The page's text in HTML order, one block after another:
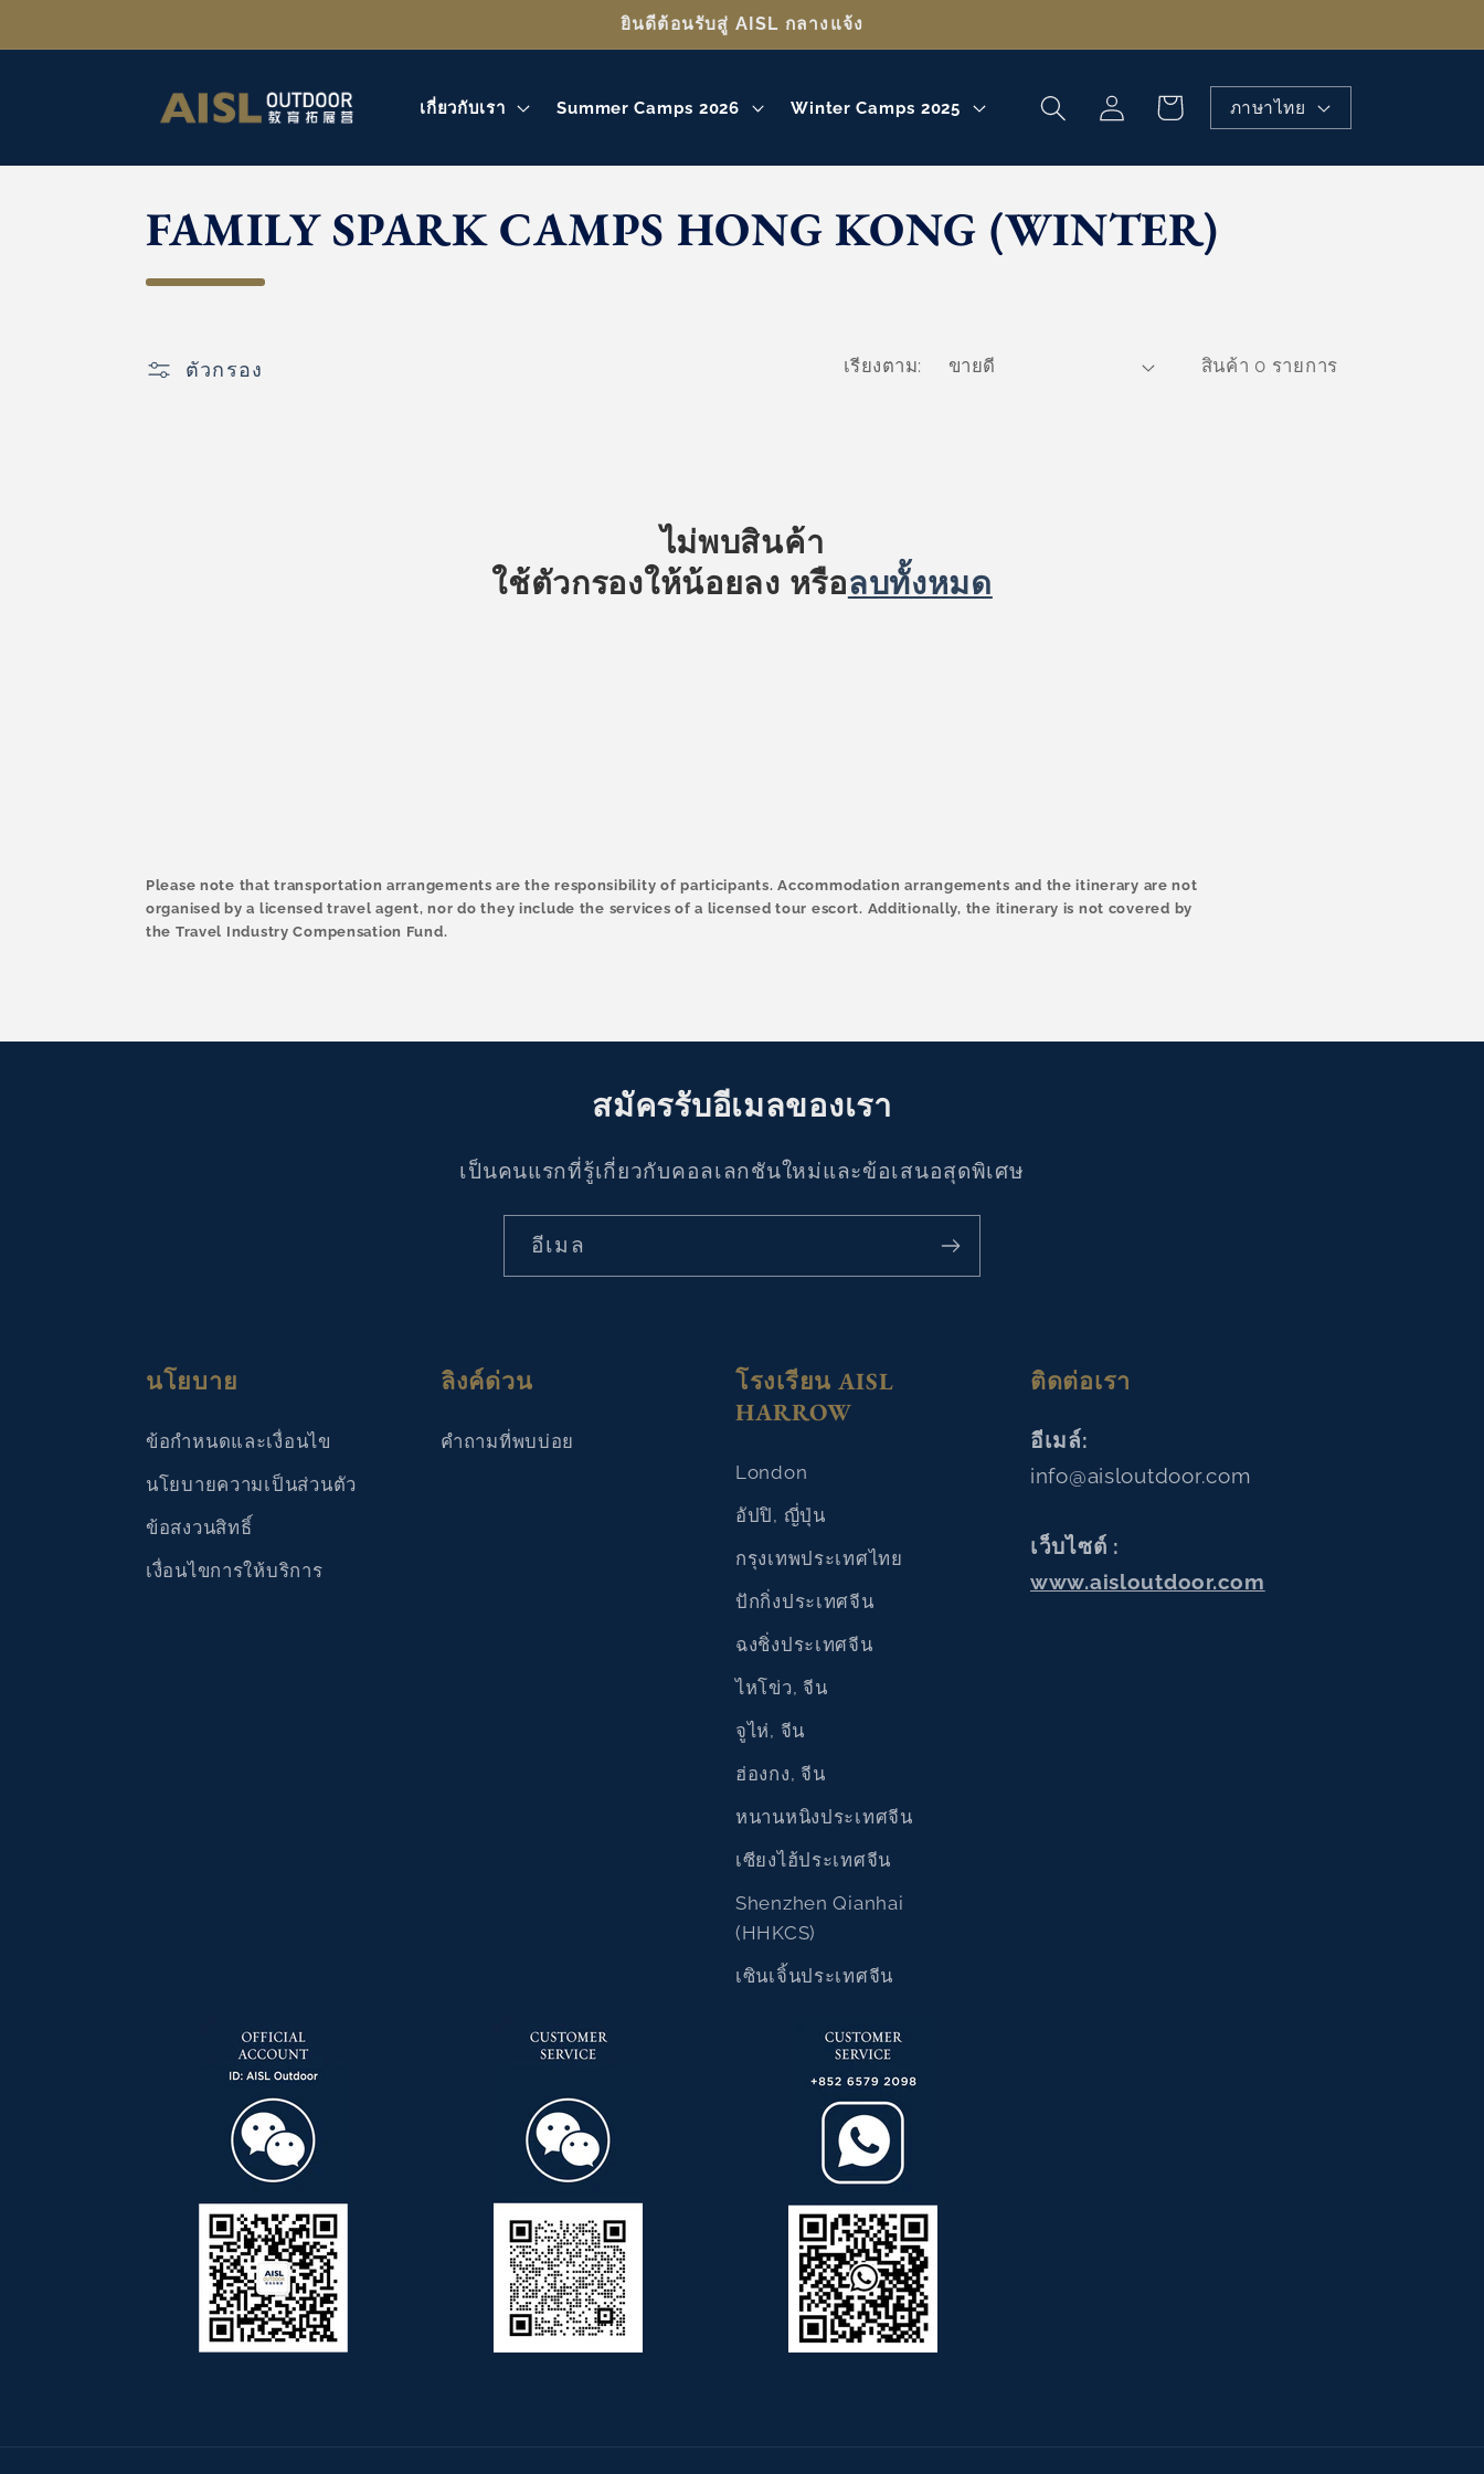
เนื้อหา
ยินดีต้อนรับสู่ AISL กลางแจ้ง
เกี่ยวกับเรา Summer Camps 2026 Winter Camps 2025
เข้าสู่
ระบบ
ตะกร้า
สินค้า
ภาษาไทย
ค
อ
ล
FAMILY SPARK CAMPS HONG KONG (WINTER)
ตัวกรอง เรียงตาม: สินค้า 0 รายการ
ไม่พบสินค้า
ใช้ตัวกรองให้น้อยลง หรือลบทั้งหมด
Please note that transportation arrangements are the responsibility of participants. Accommodation arrangements and the itinerary are not
organised by a licensed travel agent, nor do they include the services of a licensed tour escort. Additionally, the itinerary is not covered by
the Travel Industry Compensation Fund.
สมัครรับอีเมลของเรา
เป็นคนแรกที่รู้เกี่ยวกับคอลเลกชันใหม่และข้อเสนอสุดพิเศษ
อีเมล
นโยบาย
ข้อกำหนดและเงื่อนไข
นโยบายความเป็นส่วนตัว
ข้อสงวนสิทธิ์
เงื่อนไขการให้บริการ
ลิงค์ด่วน
คำถามที่พบบ่อย
โรงเรียน AISL
HARROW
London
อัปปิ, ญี่ปุ่น
กรุงเทพประเทศไทย
ปักกิ่งประเทศจีน
ฉงชิ่งประเทศจีน
ไหโข่ว, จีน
จูไห่, จีน
ฮ่องกง, จีน
หนานหนิงประเทศจีน
เซียงไฮ้ประเทศจีน
Shenzhen Qianhai
(HHKCS)
เซินเจิ้นประเทศจีน
ติดต่อเรา
อีเมล์:
info@aisloutdoor.com
เว็บไซต์ :
www.aisloutdoor.com